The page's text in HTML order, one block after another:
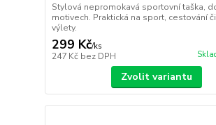
Stylová nepromokavá sportovní taška,
motivech. Praktická na sport, cestování
výlety.
299 Kč/ks
247 Kč bez DPH
Zvolit variantu